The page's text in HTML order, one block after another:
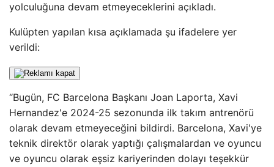
yolculuğuna devam etmeyeceklerini açıkladı.
Kulüpten yapılan kısa açıklamada şu ifadelere yer
verildi:
“Bugün, FC Barcelona Başkanı Joan Laporta, Xavi
Hernandez'e 2024-25 sezonunda ilk takım antrenörü
olarak devam etmeyeceğini bildirdi. Barcelona, ​​Xavi'ye
teknik direktör olarak yaptığı çalışmalardan ve oyuncu
ve oyuncu olarak eşsiz kariyerinden dolayı teşekkür